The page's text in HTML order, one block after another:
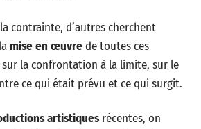
contrainte, d’autres cherchent
mise en œuvrede toutes ces
sur la confrontation à la limite, sur le
ce qui était prévu et ce qui surgit.
artistiquesrécentes, on